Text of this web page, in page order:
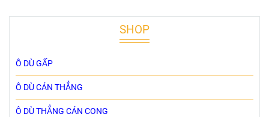
SHOP
Ô DÙ GẤP
Ô DÙ CÁN THẲNG
Ô DÙ THẲNG CÁN CONG